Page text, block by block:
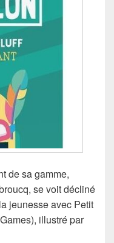
de sa gamme,
se voit décliné
jeunesse avec Petit
illustré par